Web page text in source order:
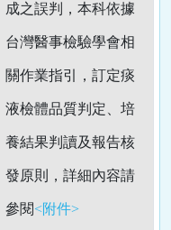
成之誤判，本科依據
台灣醫事檢驗學會相
關作業指引，訂定痰
液檢體品質判定、培
養結果判讀及報告核
發原則，詳細內容請
參閱<附件>